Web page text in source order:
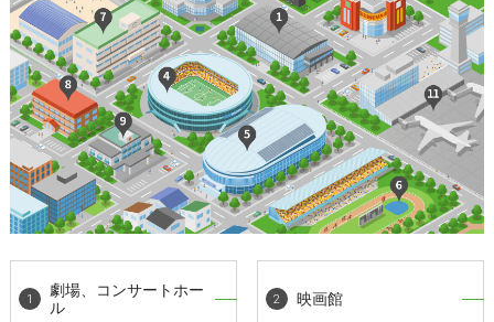
劇場、コンサートホー
ル
映画館